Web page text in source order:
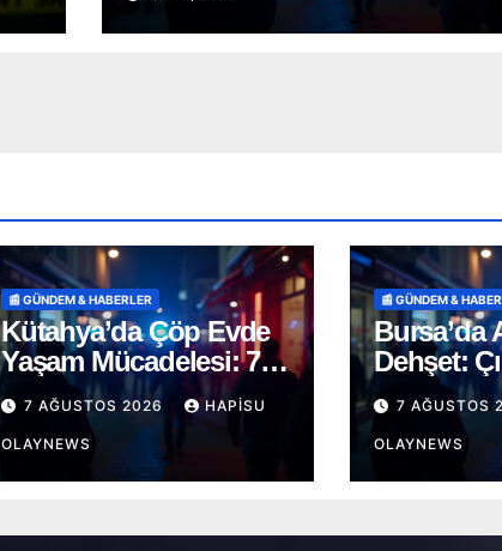
📰 GÜNDEM & HABERLER
Kütahya’da Çöp Evde
Yaşam Mücadelesi: 72
Yaşındaki Şerife D.
Mucizevi Şekilde
Kurtarıldı
7 AĞUSTOS 2026 HAPISU
OLAYNEWS
📰 GÜNDEM &
Bursa’da
Dehşet:
Sokağa
Terör
7 AĞUSTOS
OLAYNEWS